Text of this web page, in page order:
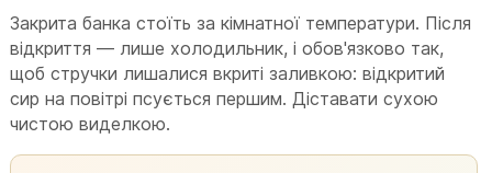
Закрита банка стоїть за кімнатної температури. Після
відкриття — лише холодильник, і обов'язково так,
щоб стручки лишалися вкриті заливкою: відкритий
сир на повітрі псується першим. Діставати сухою
чистою виделкою.